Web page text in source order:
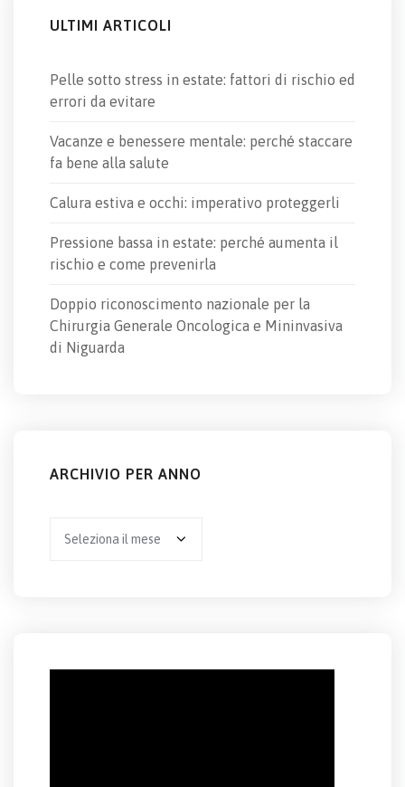
ULTIMI ARTICOLI
Pelle sotto stress in estate: fattori di rischio ed
errori da evitare
Vacanze e benessere mentale: perché staccare
fa bene alla salute
Calura estiva e occhi: imperativo proteggerli
Pressione bassa in estate: perché aumenta il
rischio e come prevenirla
Doppio riconoscimento nazionale per la
Chirurgia Generale Oncologica e Mininvasiva
di Niguarda
ARCHIVIO PER ANNO
per